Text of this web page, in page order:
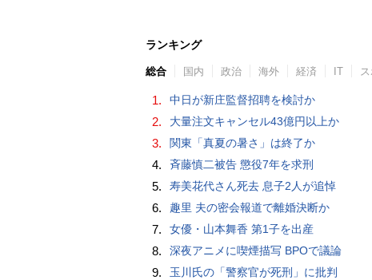
ランキング
総合 国内 政治 海外 経済 IT
1. 中日が新庄監督招聘を検討か
2. 大量注文キャンセル43億円以上か
3. 関東「真夏の暑さ」は終了か
4. 斉藤慎二被告 懲役7年を求刑
5. 寿美花代さん死去 息子2人が追悼
6. 趣里 夫の密会報道で離婚決断か
7. 女優・山本舞香 第1子を出産
8. 深夜アニメに喫煙描写 BPOで議論
9. 玉川氏の「警察官が死刑」に批判